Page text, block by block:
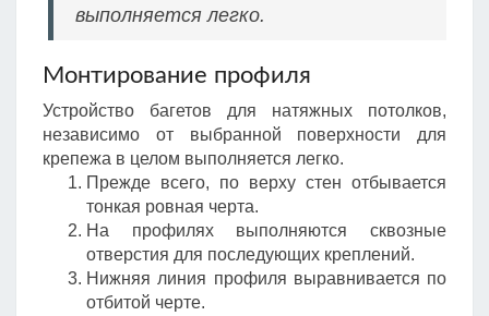
выполняется легко.
Монтирование профиля
Устройство багетов для натяжных потолков,
независимо от выбранной поверхности для
крепежа в целом выполняется легко.
Прежде всего, по верху стен отбывается
тонкая ровная черта.
На профилях выполняются сквозные
отверстия для последующих креплений.
Нижняя линия профиля выравнивается по
отбитой черте.